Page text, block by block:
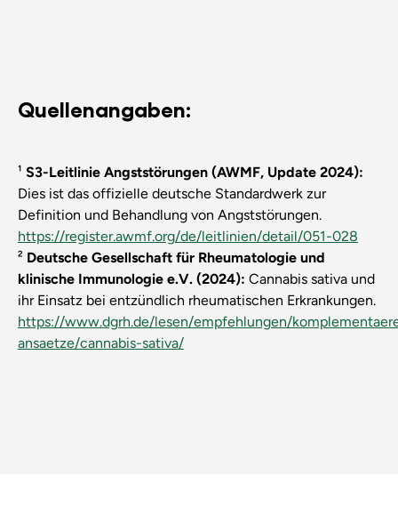
Quellenangaben:
¹ S3-Leitlinie Angststörungen (AWMF, Update 2024):
Dies ist das offizielle deutsche Standardwerk zur
Definition und Behandlung von Angststörungen.
https://register.awmf.org/de/leitlinien/detail/051-028
² Deutsche Gesellschaft für Rheumatologie und
klinische Immunologie e.V. (2024): Cannabis sativa und
ihr Einsatz bei entzündlich rheumatischen Erkrankungen.
https://www.dgrh.de/lesen/empfehlungen/
ansaetze/cannabis-sativa/